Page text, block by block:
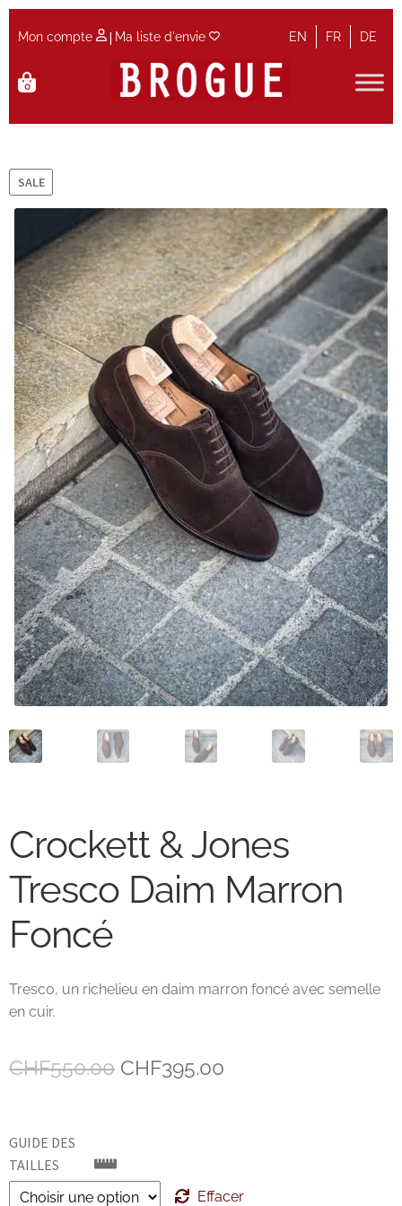
EN FR DE
0
Mon compte | Ma liste d'envie
Aller
Aller
au
Accueil
Accueil
Actualités et Evènements
Contact
Guide des tailles
Maintenance
Mon compte
Nos marques
Andrea Ventura
Bontoni Chaussures
Carlos Santos Chaussures
Carmina
Crockett and Jones
Edward Green
John Lobb Chaussures
Magnanni Chaussures Genève
Matthew Cookson
Paolo Scafora
Santoni
Zonkey Boot
SALE
Crockett & Jones
Tresco Daim Marron
Foncé
Tresco, un richelieu en daim marron foncé avec semelle
en cuir.
CHF550.00 Le
CHF550.00.
CHF395.00
CHF395.00.
GUIDE DES
TAILLES
Effacer